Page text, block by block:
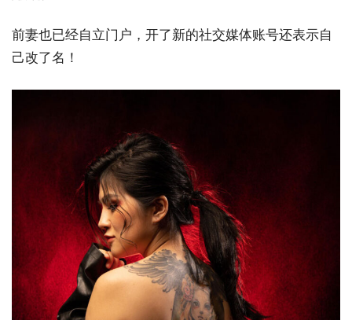
前妻也已经自立门户，开了新的社交媒体账号还表示自
己改了名！